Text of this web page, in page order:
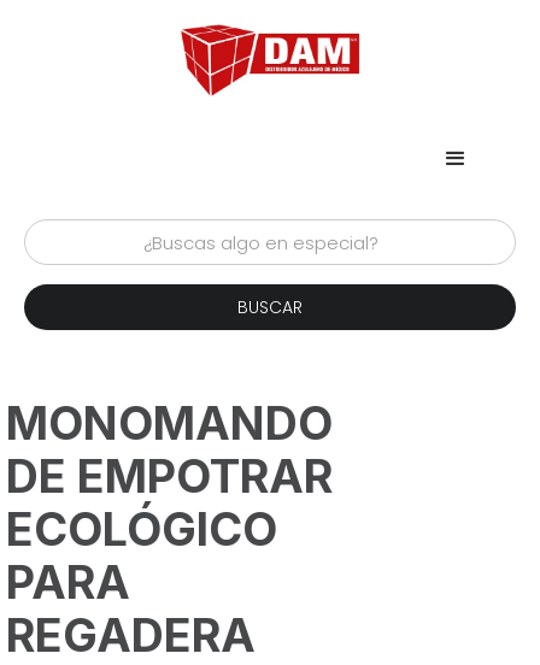
MONOMANDO
DE EMPOTRAR
ECOLÓGICO
PARA
REGADERA